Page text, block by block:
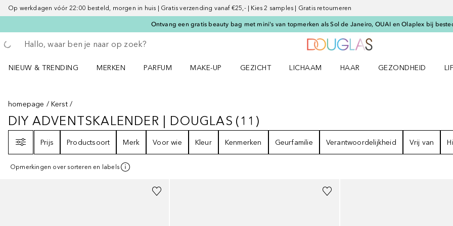
Op werkdagen vóór 22:00 besteld, morgen in huis | Gratis verzending vanaf €25,- | Kies 2 samples | Gratis retourneren
Ontvang een gratis beauty bag met mini's van topmerken als Sol de Janeiro, OUAI en Olaplex bij
Ga terug
Zoekopdracht uitvoeren
NIEUW & TRENDING
MERKEN
PARFUM
MAKE-UP
GEZICHT
LICHAAM
HAAR
GEZONDHEID
homepage Kerst
DIY ADVENTSKALENDER | DOUGLAS11
DIY ADVENTSKALENDER | DOUGLAS (11 )
Prijs
Productsoort Merk Voor wie Kleur Kenmerken Geurfamilie Verantwoordelijkheid Vrij van
Opmerkingen over sorteren en labels